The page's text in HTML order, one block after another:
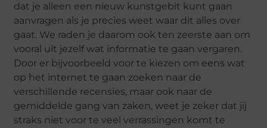
dat je alleen een nieuw kunstgebit kunt gaan
aanvragen als je precies weet waar dit alles over
gaat. We raden je daarom ook ten zeerste aan om
vooral uit jezelf wat informatie te gaan vergaren.
Door er bijvoorbeeld voor te kiezen om eens wat
op het internet te gaan zoeken naar de
verschillende recensies, maar ook naar de
gemiddelde gang van zaken, weet je zeker dat jij
straks niet voor te veel verrassingen komt te